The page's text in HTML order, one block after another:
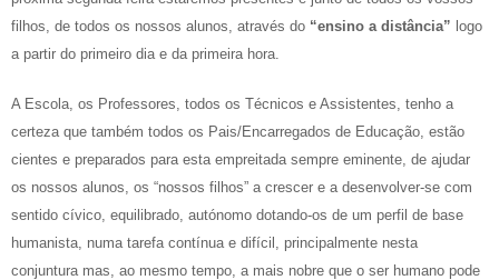
filhos, de todos os nossos alunos, através do “ensino a distância” logo
a partir do primeiro dia e da primeira hora.
A Escola, os Professores, todos os Técnicos e Assistentes, tenho a
certeza que também todos os Pais/Encarregados de Educação, estão
cientes e preparados para esta empreitada sempre eminente, de ajudar
os nossos alunos, os “nossos filhos” a crescer e a desenvolver-se com
sentido cívico, equilibrado, autónomo dotando-os de um perfil de base
humanista, numa tarefa contínua e difícil, principalmente nesta
conjuntura mas, ao mesmo tempo, a mais nobre que o ser humano pode